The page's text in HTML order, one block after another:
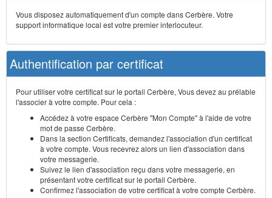
Vous disposez automatiquement d'un compte dans Cerbère. Votre
support informatique local est votre premier interlocuteur.
Authentification par certificat
Pour utiliser votre certificat sur le portail Cerbère, Vous devez au prélable
l'associer à votre compte. Pour cela :
Accédez à votre espace Cerbère "Mon Compte" à l'aide de votre
mot de passe Cerbère.
Dans la section Certificats, demandez l'association d'un certificat
à votre compte. Vous recevrez alors un lien d'association dans
votre messagerie.
Suivez le lien d'association reçu dans votre messagerie, en
présentant votre certificat sur le portail Cerbère.
Confirmez l'association de votre certificat à votre compte Cerbère.